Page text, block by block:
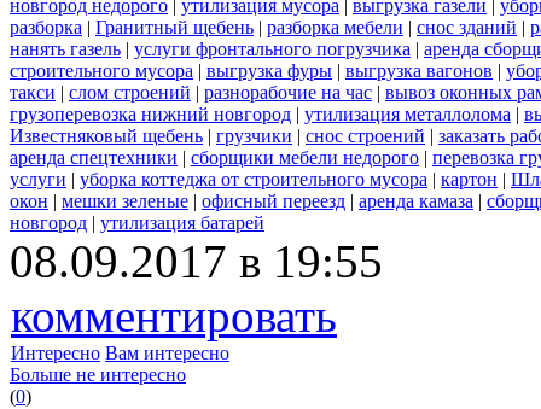
новгород недорого | утилизация мусора | выгрузка газели |
разборка | Гранитный щебень | разборка мебели | снос зданий |
нанять газель | услуги фронтального погрузчика | аренда
строительного мусора | выгрузка фуры | выгрузка вагонов |
такси | слом строений | разнорабочие на час | вывоз оконных
грузоперевозка нижний новгород | утилизация металлолома |
Известняковый щебень | грузчики | снос строений | заказать
аренда спецтехники | сборщики мебели недорого | перевозка
услуги | уборка коттеджа от строительного мусора | картон |
окон | мешки зеленые | офисный переезд | аренда камаза |
новгород | утилизация батарей
08.09.2017 в 19:55
комментировать
Интересно Вам интересно
Больше не интересно
(0)